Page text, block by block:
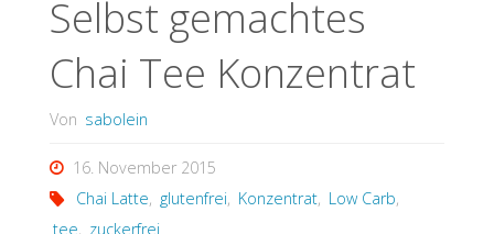
Selbst gemachtes
Chai Tee Konzentrat
Von sabolein
16. November 2015
Chai Latte, glutenfrei, Konzentrat, Low Carb,
tee, zuckerfrei